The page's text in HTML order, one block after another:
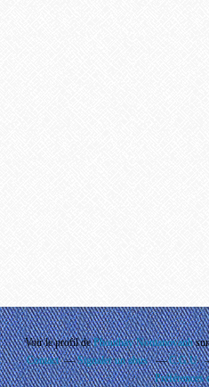
Voir le profil dePhouthay Nontanovanhsur
Contact
Signaler un abus C.G.U.
Préférences